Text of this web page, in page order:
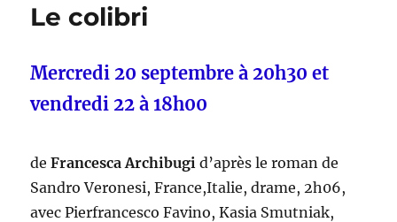
Le colibri
Mercredi 20 septembre à 20h30 et
vendredi 22 à 18h00
de Francesca Archibugi d’après le roman de
Sandro Veronesi, France,Italie, drame, 2h06,
avec Pierfrancesco Favino, Kasia Smutniak,